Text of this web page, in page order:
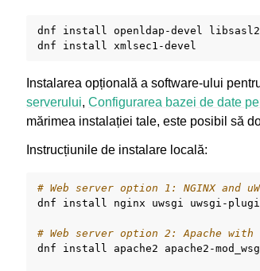
dnf install openldap-devel
dnf
install
Instalarea opțională a software-ului
serverului, Configurarea bazei de date
mărimea instalației tale, este posibil să
Instrucțiunile de instalare locală:
# Web server option 1: NGINX and
dnf
install nginx uwsgi uwsgi-
# Web server option 2: Apache with
dnf
install apache2 apache2-